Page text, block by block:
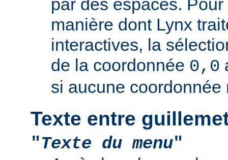
par des espaces.
manière dont Lynx
interactives, la
de la coordonnée 0,0
si aucune
Texte entre
"Texte du menu"